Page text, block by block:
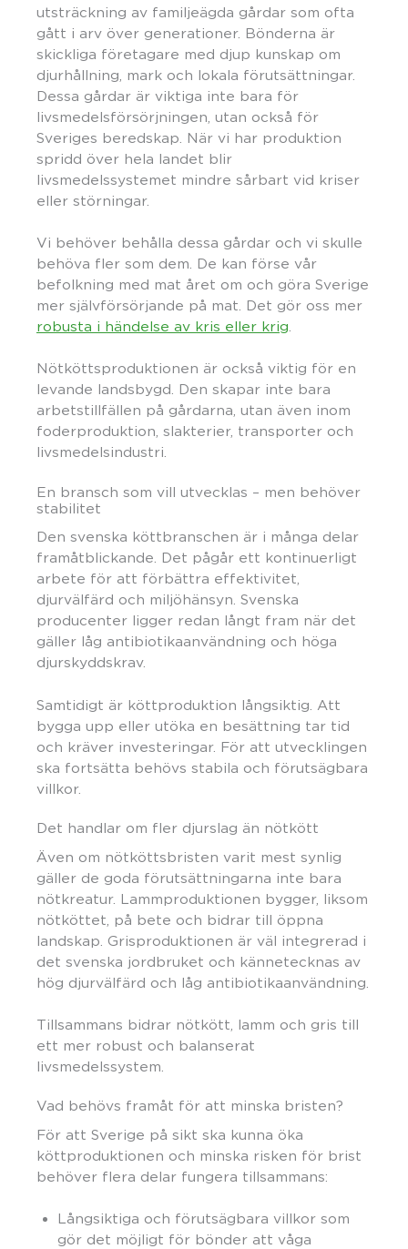
utsträckning av familjeägda gårdar som ofta
gått i arv över generationer. Bönderna är
skickliga företagare med djup kunskap om
djurhållning, mark och lokala förutsättningar.
Dessa gårdar är viktiga inte bara för
livsmedelsförsörjningen, utan också för
Sveriges beredskap. När vi har produktion
spridd över hela landet blir
livsmedelssystemet mindre sårbart vid kriser
eller störningar.
Vi behöver behålla dessa gårdar och vi skulle
behöva fler som dem. De kan förse vår
befolkning med mat året om och göra Sverige
mer självförsörjande på mat. Det gör oss mer
robusta i händelse av kris eller krig
Nötköttsproduktionen är också viktig för en
levande landsbygd. Den skapar inte bara
arbetstillfällen på gårdarna, utan även inom
foderproduktion, slakterier, transporter och
livsmedelsindustri.
En bransch som vill utvecklas – men behöver
stabilitet
Den svenska köttbranschen är i många delar
framåtblickande. Det pågår ett kontinuerligt
arbete för att förbättra effektivitet,
djurvälfärd och miljöhänsyn. Svenska
producenter ligger redan långt fram när det
gäller låg antibiotikaanvändning och höga
djurskyddskrav.
Samtidigt är köttproduktion långsiktig. Att
bygga upp eller utöka en besättning tar tid
och kräver investeringar. För att utvecklingen
ska fortsätta behövs stabila och förutsägbara
villkor.
Det handlar om fler djurslag än nötkött
Även om nötköttsbristen varit mest synlig
gäller de goda förutsättningarna inte bara
nötkreatur. Lammproduktionen bygger, liksom
nötköttet, på bete och bidrar till öppna
landskap. Grisproduktionen är väl integrerad i
det svenska jordbruket och kännetecknas av
hög djurvälfärd och låg antibiotikaanvändning.
Tillsammans bidrar nötkött, lamm och gris till
ett mer robust och balanserat
livsmedelssystem.
Vad behövs framåt för att minska bristen?
För att Sverige på sikt ska kunna öka
köttproduktionen och minska risken för brist
behöver flera delar fungera tillsammans:
Långsiktiga och förutsägbara villkor som
gör det möjligt för bönder att våga